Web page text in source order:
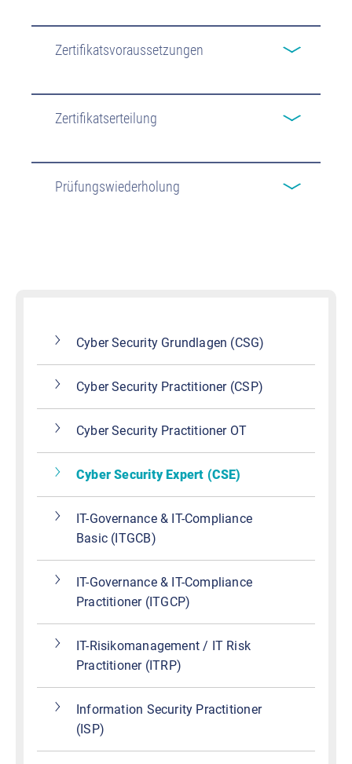
Zertifikatsvoraussetzungen
Zertifikatserteilung
Prüfungswiederholung
Cyber Security Grundlagen (CSG)
Cyber Security Practitioner (CSP)
Cyber Security Practitioner OT
Cyber Security Expert (CSE)
IT-Governance & IT-Compliance
Basic (ITGCB)
IT-Governance & IT-Compliance
Practitioner (ITGCP)
IT-Risikomanagement / IT Risk
Practitioner (ITRP)
Information Security Practitioner
(ISP)